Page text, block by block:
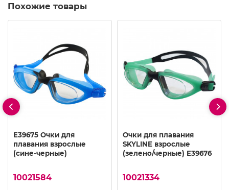
Похожие товары
E39675 Очки для
плавания взрослые
(сине-черные)
10021584
Очки для плавания
SKYLINE взрослые
(зелено/черные) E39676
10021334